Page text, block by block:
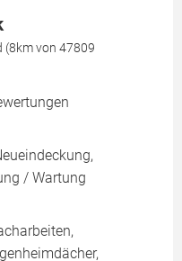
(8km von 47809
/ Wartung